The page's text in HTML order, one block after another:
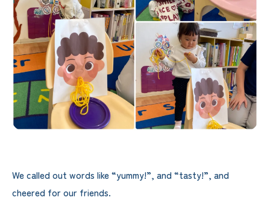
We called out words like “yummy!”, and “tasty!”, and
cheered for our friends.